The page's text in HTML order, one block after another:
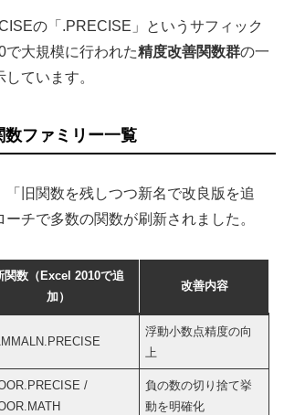
の「.PRECISE」というサフィック
で大規模に行われた精度改善関数群の一
ています。
数ファミリー一覧
「旧関数を残しつつ新名で改良版を追
チで多数の関数が刷新されました。
関数（Excel 2010で追
加）
改善内容
浮動小数点精度の向
上
/
負の数の切り捨て挙
動を明確化